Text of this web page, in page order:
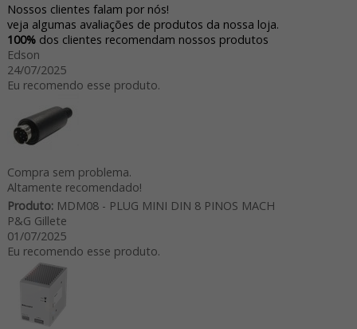
Nossos clientes falam por nós!
veja algumas avaliações de produtos da nossa loja.
100% dos clientes recomendam nossos produtos
Edson
24/07/2025
Eu recomendo esse produto.
Compra sem problema.
Altamente recomendado!
Produto:MDM08 - PLUG MINI DIN 8 PINOS MACH
P&G Gillete
01/07/2025
Eu recomendo esse produto.